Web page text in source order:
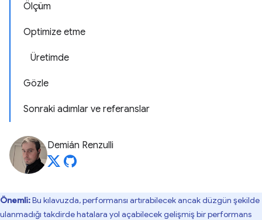
Ölçüm
Optimize etme
Üretimde
Gözle
Sonraki adımlar ve referanslar
Demián Renzulli
Önemli:Bu kılavuzda, performansı artırabilecek ancak düzgün şekilde
takdirde hatalara yol açabilecek gelişmiş bir performans